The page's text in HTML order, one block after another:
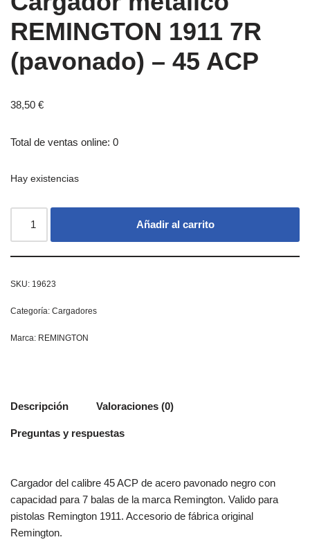
REMINGTON 1911 7R
(pavonado) – 45 ACP
38,50 €
Total de ventas online: 0
Hay existencias
Añadir al carrito
SKU: 19623
Categoría: Cargadores
Marca: REMINGTON
Descripción Valoraciones (0)
Preguntas y respuestas
Cargador del calibre 45 ACP de acero pavonado negro con
capacidad para 7 balas de la marca Remington. Valido para
pistolas Remington 1911. Accesorio de fábrica original
Remington.